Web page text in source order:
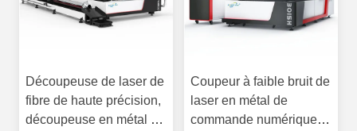
Découpeuse de laser de
fibre de haute précision,
découpeuse en métal de
Coupeur à faible bruit de
laser en métal de
commande numérique